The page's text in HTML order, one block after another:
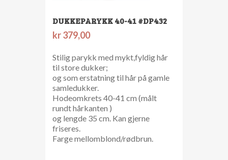
DUKKEPARYKK 40-41 #DP432
kr379,00
Stilig parykk med mykt,fyldig hår
til store dukker;
og som erstatning til hår på gamle
samledukker.
Hodeomkrets 40-41 cm (målt
rundt hårkanten )
og lengde 35 cm. Kan gjerne
friseres.
Farge mellomblond/rødbrun.